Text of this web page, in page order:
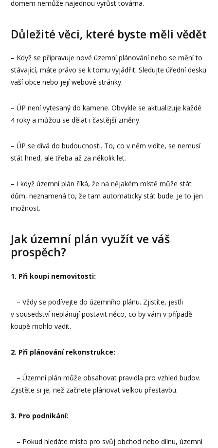
domem nemůže najednou vyrůst továrna.
Důležité věci, které byste měli vědět
– Když se připravuje nové územní plánování nebo se mění to
stávající, máte právo se k tomu vyjádřit. Sledujte úřední desku
vaší obce nebo její webové stránky.
– ÚP není vytesaný do kamene. Obvykle se aktualizuje každé
4 roky a můžou se dělat i častější změny.
– ÚP se dívá do budoucnosti. To, co v něm vidíte, se nemusí
stát hned, ale třeba až za několik let.
– I když územní plán říká, že na nějakém místě může stát
dům, neznamená to, že tam automaticky stát bude. Je to jen
možnost.
Jak územní plán využít ve váš
prospěch?
1. Při koupi nemovitosti:
– Vždy se podívejte do územního plánu. Zjistíte, jestli
v sousedství neplánují postavit něco, co by vám v případě
koupě mohlo vadit.
2. Při plánování rekonstrukce:
– Územní plán může obsahovat pravidla pro vzhled budov.
Zjistěte si je, než začnete plánovat velkou přestavbu.
3. Pro podnikání:
– Pokud hledáte místo pro svůj obchod nebo dílnu, územní